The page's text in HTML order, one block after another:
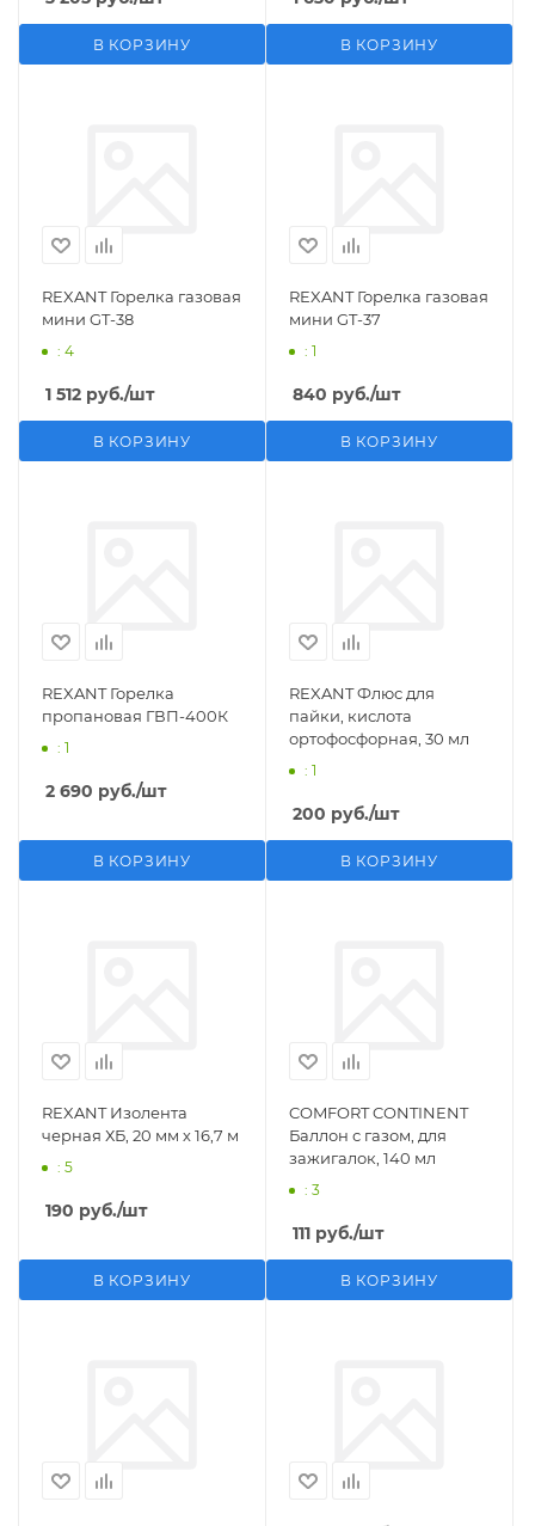
В КОРЗИНУ В КОРЗИНУ
REXANT Горелка газовая
мини GT-38
: 4
1 512 руб./шт
В КОРЗИНУ
REXANT Горелка газовая
мини GT-37
: 1
840 руб./шт
В КОРЗИНУ
REXANT Горелка
пропановая ГВП-400К
: 1
2 690 руб./шт
В КОРЗИНУ
REXANT Флюс для
пайки, кислота
ортофосфорная, 30 мл
: 1
200 руб./шт
В КОРЗИНУ
REXANT Изолента
черная ХБ, 20 мм х 16,7 м
: 5
190 руб./шт
В КОРЗИНУ
COMFORT CONTINENT
Баллон с газом, для
зажигалок, 140 мл
: 3
111 руб./шт
В КОРЗИНУ